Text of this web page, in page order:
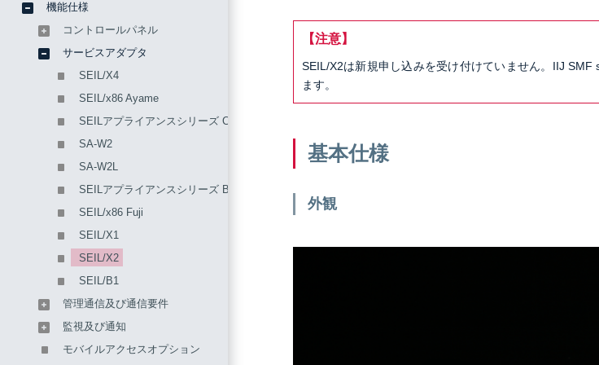
【注意】
SEIL/X2は新規申し込みを受け付けていません。IIJ
ます。
基本仕様
外観
機能仕様
コントロールパネル
サービスアダプタ
SEIL/X4
SEIL/x86 Ayame
SEILアプライアンスシリーズ CA10
SA-W2
SA-W2L
SEILアプライアンスシリーズ BPV4
SEIL/x86 Fuji
SEIL/X1
SEIL/X2
SEIL/B1
管理通信及び通信要件
監視及び通知
モバイルアクセスオプション